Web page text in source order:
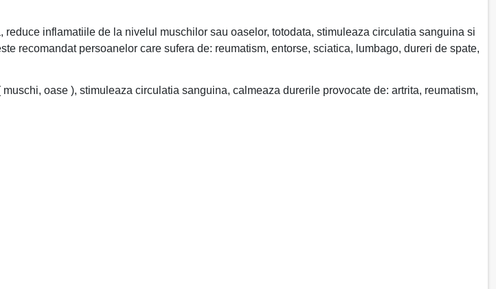
inflamatiile de la nivelul muschilor sau oaselor, totodata, stimuleaza circulatia sanguina si
recomandat persoanelor care sufera de: reumatism, entorse, sciatica, lumbago, dureri de spate,
oase ), stimuleaza circulatia sanguina, calmeaza durerile provocate de: artrita, reumatism,